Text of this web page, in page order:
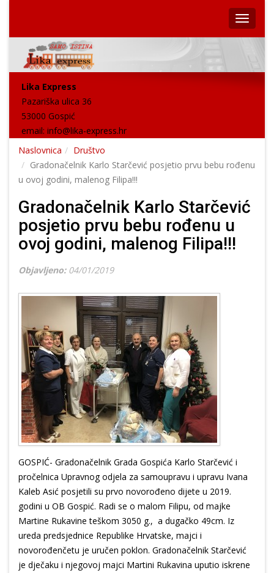
Lika Express
Pazariška ulica 36
53000 Gospić
email: info@lika-express.hr
Naslovnica
Društvo
Gradonačelnik Karlo Starčević posjetio prvu bebu rođenu
u ovoj godini, malenog Filipa!!!
Gradonačelnik Karlo Starčević
posjetio prvu bebu rođenu u
ovoj godini, malenog Filipa!!!
Objavljeno: 04/01/2019
GOSPIĆ- Gradonačelnik Grada Gospića Karlo Starčević i
pročelnica Upravnog odjela za samoupravu i upravu Ivana
Kaleb Asić posjetili su prvo novorođeno dijete u 2019.
godini u OB Gospić. Radi se o malom Filipu, od majke
Martine Rukavine teškom 3050 g., a dugačko 49cm. Iz
ureda predsjednice Republike Hrvatske, majci i
novorođenčetu je uručen poklon. Gradonačelnik Starčević
je dječaku i njegovoj majci Martini Rukavina uputio iskrene